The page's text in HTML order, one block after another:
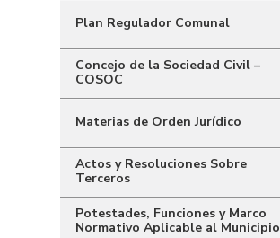
Plan Regulador Comunal
Concejo de la Sociedad Civil –
COSOC
Materias de Orden Jurídico
Actos y Resoluciones Sobre
Terceros
Potestades, Funciones y Marco
Normativo Aplicable al Municipio